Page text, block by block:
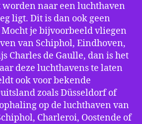
naar een luchthaven
ligt. Dit is dan ook geen
je bijvoorbeeld vliegen
van Schiphol, Eindhoven,
Charles de Gaulle, dan is het
deze luchthavens te laten
ook voor bekende
zoals Düsseldorf of
op de luchthaven van
Charleroi, Oostende of